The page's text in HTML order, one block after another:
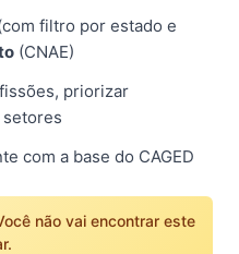
filtro por estado e
(CNAE)
priorizar
com a base do CAGED
não vai encontrar este